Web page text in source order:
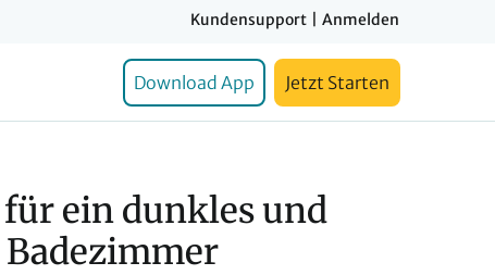
Kundensupport Anmelden
Download App Jetzt Starten
ein dunkles und